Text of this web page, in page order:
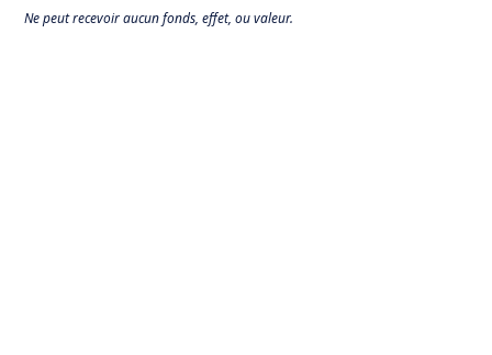
Ne peut recevoir aucun fonds, effet, ou valeur.